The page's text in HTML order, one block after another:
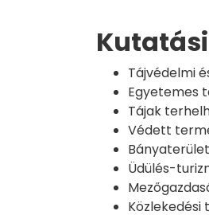
Tájvédelmi
Egyetemes
Tájak
Védett
Üdülés-